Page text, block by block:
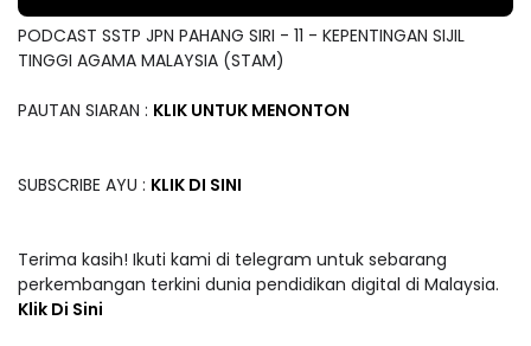
PODCAST SSTP JPN PAHANG SIRI - 11 - KEPENTINGAN SIJIL
TINGGI AGAMA MALAYSIA (STAM)
PAUTAN SIARAN : KLIK UNTUK MENONTON
SUBSCRIBE AYU : KLIK DI SINI
Terima kasih! Ikuti kami di telegram untuk sebarang
perkembangan terkini dunia pendidikan digital di Malaysia.
Klik Di Sini